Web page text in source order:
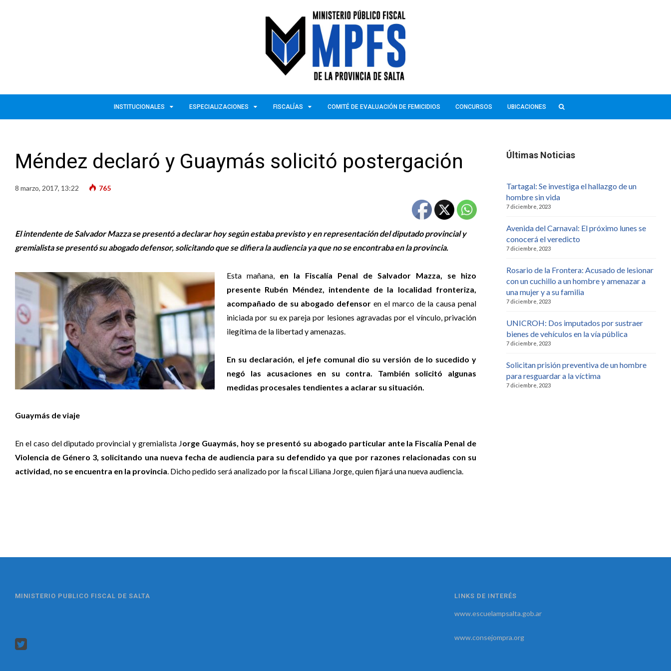
INSTITUCIONALES ESPECIALIZACIONES FISCALÍAS COMITÉ DE EVALUACIÓN DE FEMICIDIOS CONCURSOS UBICACIONES
Méndez declaró y Guaymás solicitó postergación
8 marzo, 2017, 13:22 765
El intendente de Salvador Mazza se presentó a declarar hoy según estaba previsto y en representación del diputado provincial y
gremialista se presentó su abogado defensor, solicitando que se difiera la audiencia ya que no se encontraba en la provincia.
Esta mañana, en la Fiscalía Penal de Salvador Mazza, se hizo
presente Rubén Méndez, intendente de la localidad fronteriza,
acompañado de su abogado defensor en el marco de la causa penal
iniciada por su ex pareja por lesiones agravadas por el vínculo, privación
ilegítima de la libertad y amenazas.
En su declaración, el jefe comunal dio su versión de lo sucedido y
negó las acusaciones en su contra. También solicitó algunas
medidas procesales tendientes a aclarar su situación.
Guaymás de viaje
En el caso del diputado provincial y gremialista Jorge Guaymás, hoy se presentó su abogado particular ante la Fiscalía Penal de
Violencia de Género 3, solicitando una nueva fecha de audiencia para su defendido ya que por razones relacionadas con su
actividad, no se encuentra en la provincia . Dicho pedido será analizado por la fiscal Liliana Jorge, quien fijará una nueva audiencia.
Últimas Noticias
Tartagal: Se investiga el hallazgo de un
hombre sin vida
7 diciembre, 2023
Avenida del Carnaval: El próximo lunes se
conocerá el veredicto
7 diciembre, 2023
Rosario de la Frontera: Acusado de lesionar
con un cuchillo a un hombre y amenazar a
una mujer y a su familia
7 diciembre, 2023
UNICROH: Dos imputados por sustraer
bienes de vehículos en la vía pública
7 diciembre, 2023
Solicitan prisión preventiva de un hombre
para resguardar a la víctima
7 diciembre, 2023
MINISTERIO PUBLICO FISCAL DE SALTA LINKS DE INTERÉS
www.escuelampsalta.gob.ar
www.consejompra.org